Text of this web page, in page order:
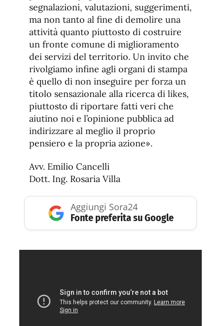
segnalazioni, valutazioni, suggerimenti,
ma non tanto al fine di demolire una
attività quanto piuttosto di costruire
un fronte comune di miglioramento
dei servizi del territorio. Un invito che
rivolgiamo infine agli organi di stampa
è quello di non inseguire per forza un
titolo sensazionale alla ricerca di likes,
piuttosto di riportare fatti veri che
aiutino noi e l’opinione pubblica ad
indirizzare al meglio il proprio
pensiero e la propria azione».
Avv. Emilio Cancelli
Dott. Ing. Rosaria Villa
Aggiungi Sora24
Fonte preferita su Google